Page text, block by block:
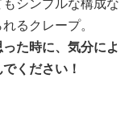
シンプルな構成な
るクレープ。
た時に、気分によ
ください！